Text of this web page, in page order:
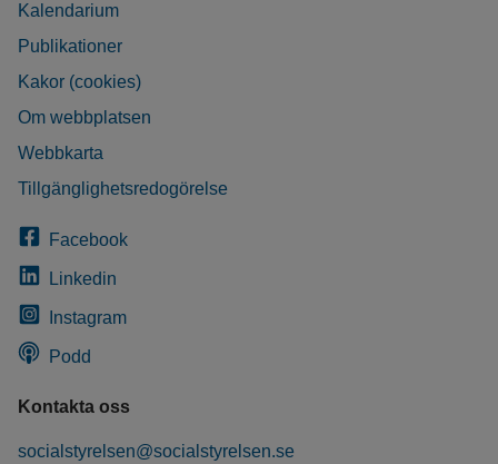
Kalendarium
Publikationer
Kakor (cookies)
Om webbplatsen
Webbkarta
Tillgänglighetsredogörelse
Facebook
Linkedin
Instagram
Podd
Kontakta oss
socialstyrelsen@socialstyrelsen.se